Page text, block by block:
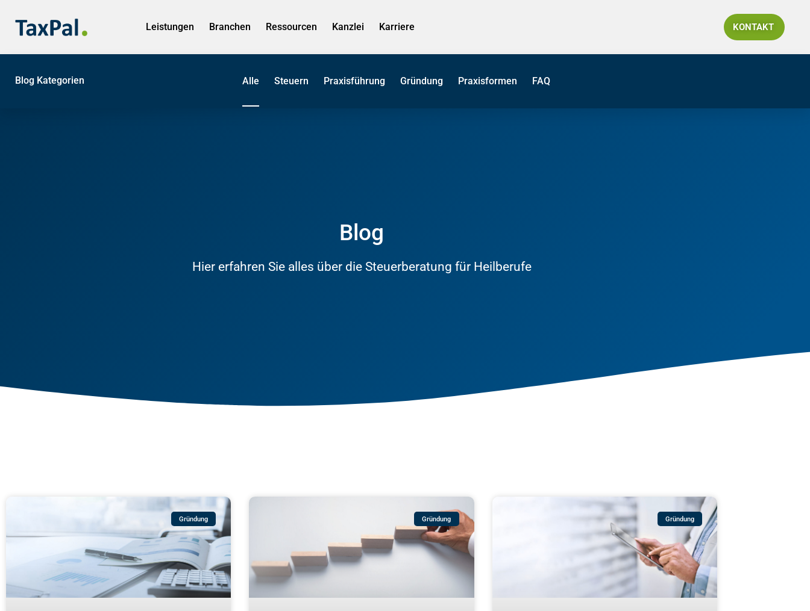
Leistungen Branchen Ressourcen Kanzlei Karriere KONTAKT
Blog Kategorien Alle Steuern Praxisführung Gründung Praxisformen FAQ
Blog
Hier erfahren Sie alles über die Steuerberatung für Heilberufe
Gründung Gründung Gründung